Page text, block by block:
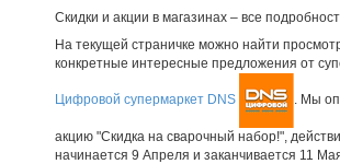
Скидки и акции в магазинах – все
На текущей страничке можно найти
конкретные интересные предложения от
Цифровой супермаркет DNS . Мы
акцию "Скидка на сварочный набор!",
начинается 9 Апреля и заканчивается 11